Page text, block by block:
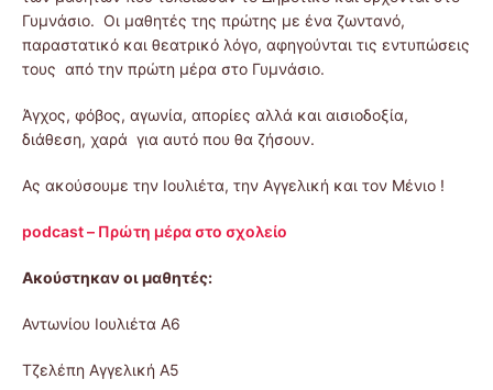
Γυμνάσιο. Οι μαθητές της πρώτης με ένα ζωντανό,
παραστατικό και θεατρικό λόγο, αφηγούνται τις εντυπώσεις
τους από την πρώτη μέρα στο Γυμνάσιο.
Άγχος, φόβος, αγωνία, απορίες αλλά και αισιοδοξία,
διάθεση, χαρά για αυτό που θα ζήσουν.
Ας ακούσουμε την Ιουλιέτα, την Αγγελική και τον Μένιο !
podcast – Πρώτη μέρα στο σχολείο
Ακούστηκαν οι μαθητές:
Αντωνίου Ιουλιέτα Α6
Τζελέπη Αγγελική Α5